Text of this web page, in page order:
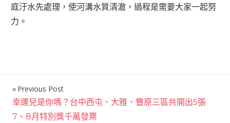
庭汙水先處理，使河溝水質清澈，過程是需要大家一起努
力。
文
章
Previous Post
幸運兒是你嗎？台中西屯、大雅、豐原三區共開出5張
7、8月特別獎千萬發票